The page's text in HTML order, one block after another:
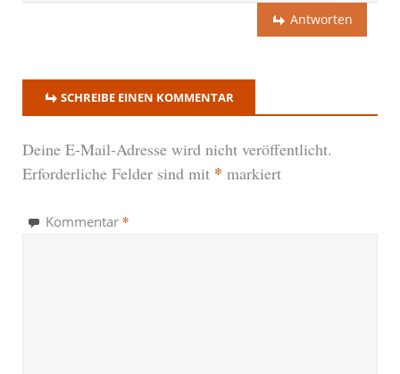
Antworten
SCHREIBE EINEN KOMMENTAR
Deine E-Mail-Adresse wird nicht veröffentlicht.
Erforderliche Felder sind mit * markiert
Kommentar *